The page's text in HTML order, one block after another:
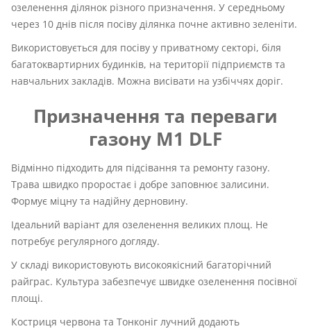
озеленення ділянок різного призначення. У середньому
через 10 днів після посіву ділянка почне активно зеленіти.
Використовується для посіву у приватному секторі, біля
багатоквартирних будинків, на території підприємств та
навчальних закладів. Можна висівати на узбіччях доріг.
Призначення та переваги
газону М1 DLF
Відмінно підходить для підсівання та ремонту газону.
Трава швидко проростає і добре заповнює залисини.
Формує міцну та надійну дерновину.
Ідеальний варіант для озеленення великих площ. Не
потребує регулярного догляду.
У складі використовують високоякісний багаторічний
райграс. Культура забезпечує швидке озеленення посівної
площі.
Костриця червона та Тонконіг лучний додають